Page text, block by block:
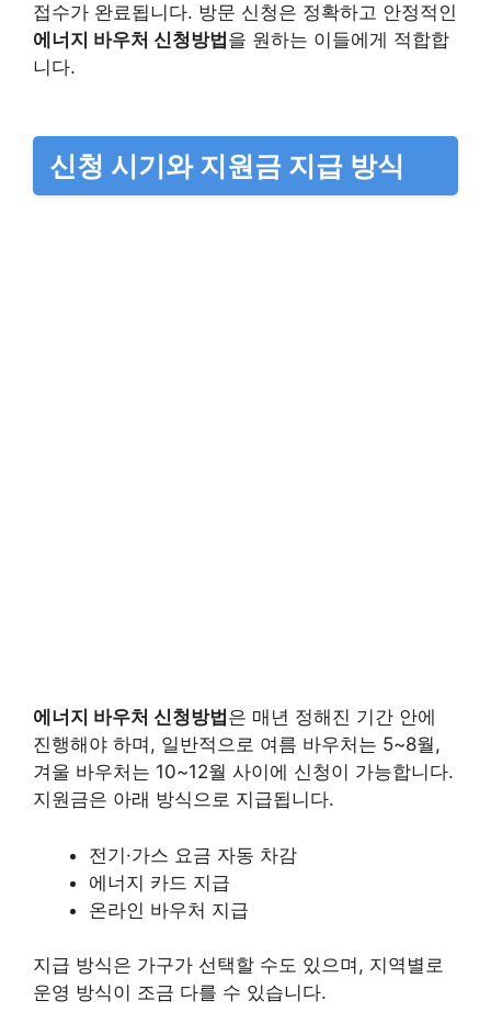
접수가 완료됩니다. 방문 신청은 정확하고 안정적인
에너지 바우처 신청방법 을 원하는 이들에게 적합합
니다.
신청 시기와 지원금 지급 방식
에너지 바우처 신청방법 은 매년 정해진 기간 안에
진행해야 하며, 일반적으로 여름 바우처는 5~8월,
겨울 바우처는 10~12월 사이에 신청이 가능합니다.
지원금은 아래 방식으로 지급됩니다.
전기·가스 요금 자동 차감
에너지 카드 지급
온라인 바우처 지급
지급 방식은 가구가 선택할 수도 있으며, 지역별로
운영 방식이 조금 다를 수 있습니다.